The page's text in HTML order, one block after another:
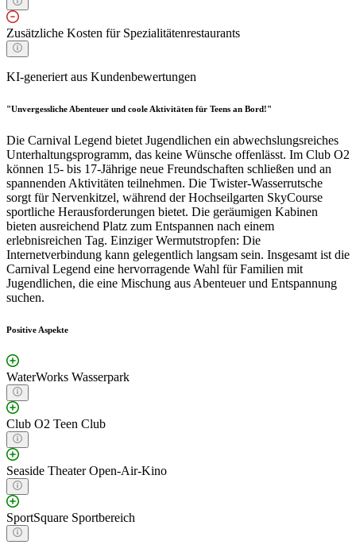
Zusätzliche Kosten für Spezialitätenrestaurants
KI-generiert aus Kundenbewertungen
"Unvergessliche Abenteuer und coole Aktivitäten für Teens an Bord!"
Die Carnival Legend bietet Jugendlichen ein abwechslungsreiches
Unterhaltungsprogramm, das keine Wünsche offenlässt. Im Club O2
können 15- bis 17-Jährige neue Freundschaften schließen und an
spannenden Aktivitäten teilnehmen. Die Twister-Wasserrutsche
sorgt für Nervenkitzel, während der Hochseilgarten SkyCourse
sportliche Herausforderungen bietet. Die geräumigen Kabinen
bieten ausreichend Platz zum Entspannen nach einem
erlebnisreichen Tag. Einziger Wermutstropfen: Die
Internetverbindung kann gelegentlich langsam sein. Insgesamt ist die
Carnival Legend eine hervorragende Wahl für Familien mit
Jugendlichen, die eine Mischung aus Abenteuer und Entspannung
suchen.
Positive Aspekte
WaterWorks Wasserpark
Club O2 Teen Club
Seaside Theater Open-Air-Kino
SportSquare Sportbereich